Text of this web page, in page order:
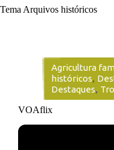
Tema Arquivos históricos
Agricultura
históricos,
Destaques,
VOAflix